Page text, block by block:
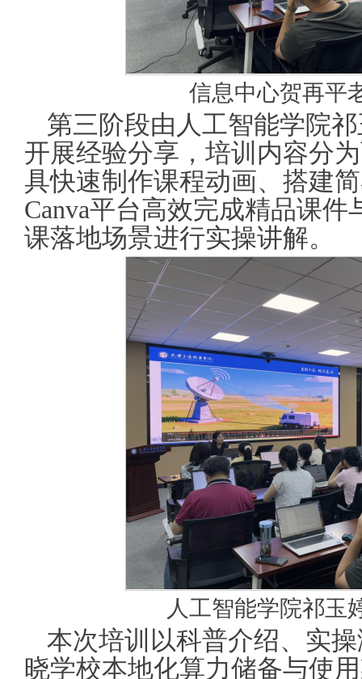
信息中心贺再平
第三阶段由人工智能学院
开展经验分享，培训内容分
具快速制作课程动画、搭建
Canva平台高效完成精品课
课落地场景进行实操讲解。
人工智能学院祁玉
本次培训以科普介绍、实
晓学校本地化算力储备与使